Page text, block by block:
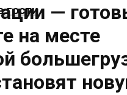
гости
—
на месте